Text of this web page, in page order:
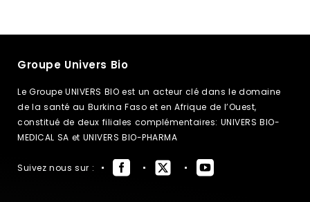
Groupe Univers Bio
Le Groupe UNIVERS BIO est un acteur clé dans le domaine
de la santé au Burkina Faso et en Afrique de l’Ouest,
constitué de deux filiales complémentaires: UNIVERS BIO-
MEDICAL SA et UNIVERS BIO-PHARMA
Suivez nous sur :